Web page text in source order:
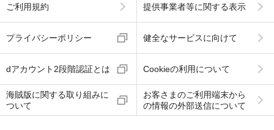
ご利用規約 提供事業者等に関する表示
プライバシーポリシー 健全なサービスに向けて
dアカウント2段階認証とは Cookieの利用について
海賊版に関する取り組みに
ついて
お客さまのご利用端末から
の情報の外部送信について